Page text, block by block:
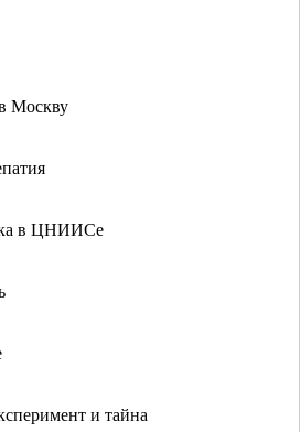
Москву
в ЦНИИСе
и тайна